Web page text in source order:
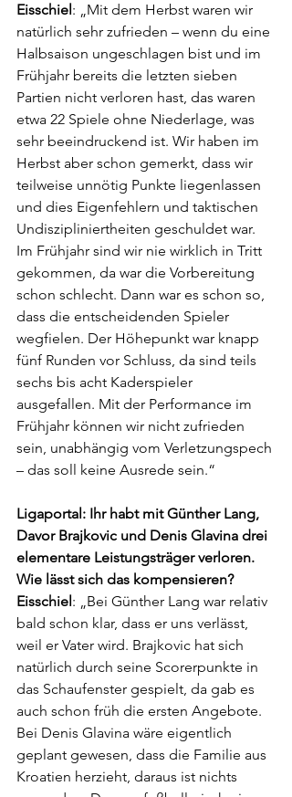
Eisschiel : „Mit dem Herbst waren wir
natürlich sehr zufrieden – wenn du eine
Halbsaison ungeschlagen bist und im
Frühjahr bereits die letzten sieben
Partien nicht verloren hast, das waren
etwa 22 Spiele ohne Niederlage, was
sehr beeindruckend ist. Wir haben im
Herbst aber schon gemerkt, dass wir
teilweise unnötig Punkte liegenlassen
und dies Eigenfehlern und taktischen
Undiszipliniertheiten geschuldet war.
Im Frühjahr sind wir nie wirklich in Tritt
gekommen, da war die Vorbereitung
schon schlecht. Dann war es schon so,
dass die entscheidenden Spieler
wegfielen. Der Höhepunkt war knapp
fünf Runden vor Schluss, da sind teils
sechs bis acht Kaderspieler
ausgefallen. Mit der Performance im
Frühjahr können wir nicht zufrieden
sein, unabhängig vom Verletzungspech
– das soll keine Ausrede sein.“
Ligaportal: Ihr habt mit Günther Lang,
Davor Brajkovic und Denis Glavina drei
elementare Leistungsträger verloren.
Wie lässt sich das kompensieren?
Eisschiel : „Bei Günther Lang war relativ
bald schon klar, dass er uns verlässt,
weil er Vater wird. Brajkovic hat sich
natürlich durch seine Scorerpunkte in
das Schaufenster gespielt, da gab es
auch schon früh die ersten Angebote.
Bei Denis Glavina wäre eigentlich
geplant gewesen, dass die Familie aus
Kroatien herzieht, daraus ist nichts